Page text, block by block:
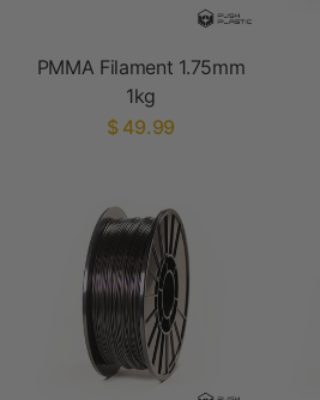
PMMA Filament 1.75mm
1kg
$ 49.99